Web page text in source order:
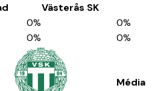
Västerås SK
0% 0%
0% 0%
Média